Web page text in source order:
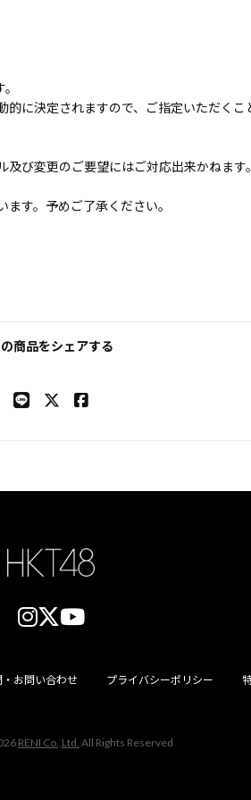
に決定されますので、ご指定いただくこ
び変更のご要望にはご対応出来かねます。
す。予めご了承ください。
商品をシェアする
お問い合わせ プライバシーポリシー
RENI Co.,Ltd. All Rights Reserved